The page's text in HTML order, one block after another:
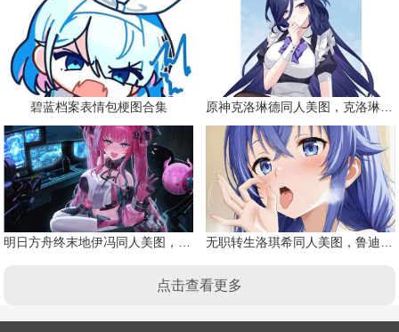
碧蓝档案表情包梗图合集 原神克洛琳德同人美图，克洛琳德战败会怎样
明日方舟终末地伊冯同人美图，粉毛恶魔伊冯 无职转生洛琪希同人美图，鲁迪的二老婆
点击查看更多